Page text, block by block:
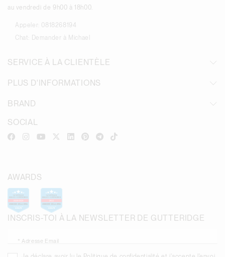
au vendredi de 9h00 à 18h00.
Appeler: 0818268194
Chat:
Demander à Michael
SERVICE À LA CLIENTÈLE
PLUS D'INFORMATIONS
BRAND
INSCRIS-TOI À LA NEWSLETTER DE GUTTERIDGE
* Adresse Email
SOCIAL
AWARDS